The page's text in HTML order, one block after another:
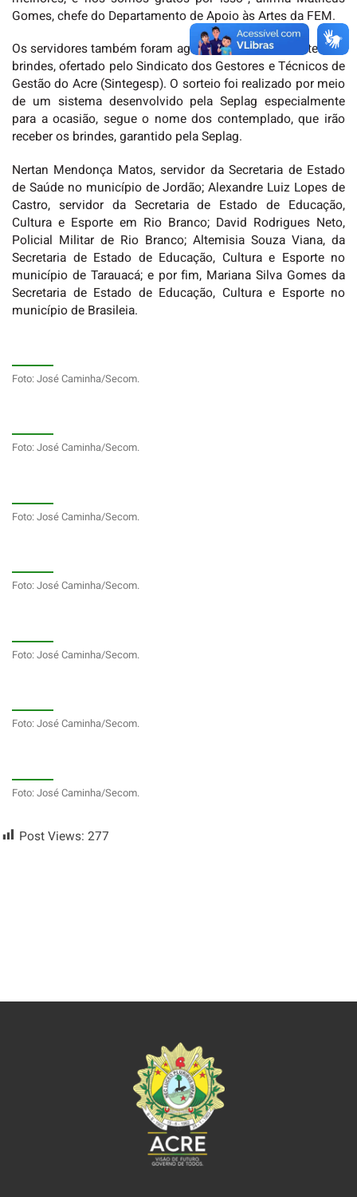
Gomes, chefe do Departamento de Apoio às Artes da FEM.
Os servidores também foram agraciados com um sorteio de
brindes, ofertado pelo Sindicato dos Gestores e Técnicos de
Gestão do Acre (Sintegesp). O sorteio foi realizado por meio
de um sistema desenvolvido pela Seplag especialmente
para a ocasião, segue o nome dos contemplado, que irão
receber os brindes, garantido pela Seplag.
Nertan Mendonça Matos, servidor da Secretaria de Estado
de Saúde no município de Jordão; Alexandre Luiz Lopes de
Castro, servidor da Secretaria de Estado de Educação,
Cultura e Esporte em Rio Branco; David Rodrigues Neto,
Policial Militar de Rio Branco; Altemisia Souza Viana, da
Secretaria de Estado de Educação, Cultura e Esporte no
município de Tarauacá; e por fim, Mariana Silva Gomes da
Secretaria de Estado de Educação, Cultura e Esporte no
município de Brasileia.
Foto: José Caminha/Secom.
Foto: José Caminha/Secom.
Foto: José Caminha/Secom.
Foto: José Caminha/Secom.
Foto: José Caminha/Secom.
Foto: José Caminha/Secom.
Foto: José Caminha/Secom.
Post Views: 277